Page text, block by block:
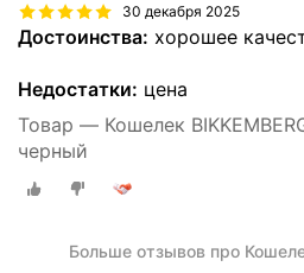
30 декабря 2025
Достоинства: хорошее
Недостатки: цена
Товар — Кошелек
черный
Больше отзывов про